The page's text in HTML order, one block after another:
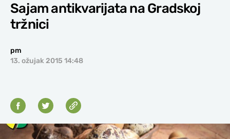
Sajam antikvarijata na Gradskoj
tržnici
pm
13. ožujak 2015 14:48